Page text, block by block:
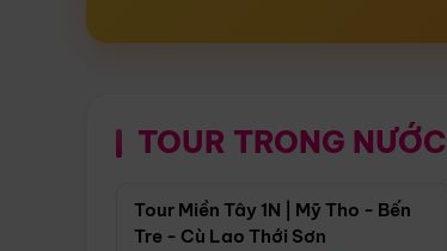
TOUR TRONG NƯỚC
Điểm nổi bật
Tour Miền Tây 1N | Mỹ Tho - Bến
Tre - Cù Lao Thới Sơn